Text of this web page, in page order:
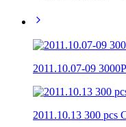
2011.10.07-09
2011.10.13 300 pcs